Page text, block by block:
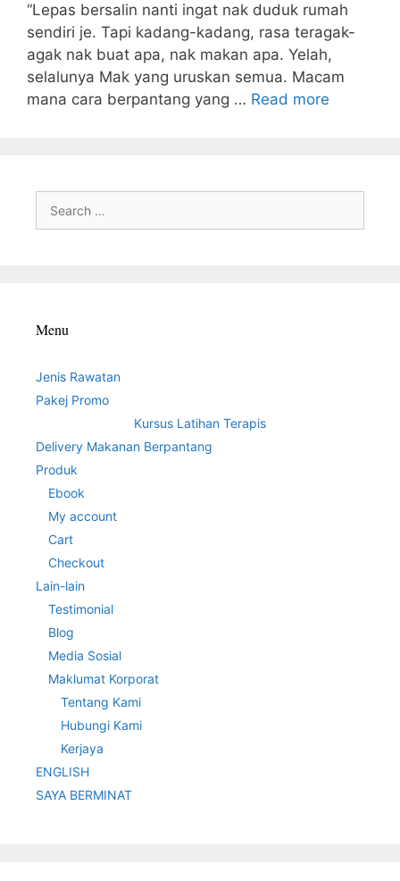
“Lepas bersalin nanti ingat nak duduk rumah
sendiri je. Tapi kadang-kadang, rasa teragak-
agak nak buat apa, nak makan apa. Yelah,
selalunya Mak yang uruskan semua. Macam
mana cara berpantang yang … Read more
for:
Menu
Jenis Rawatan
Pakej Promo
Kursus Latihan Terapis
Delivery Makanan Berpantang
Produk
Ebook
My account
Cart
Checkout
Lain-lain
Testimonial
Blog
Media Sosial
Maklumat Korporat
Tentang Kami
Hubungi Kami
Kerjaya
ENGLISH
SAYA BERMINAT